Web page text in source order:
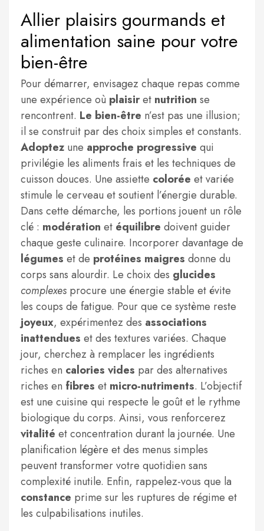
Allier plaisirs gourmands et
alimentation saine pour votre
bien-être
Pour démarrer, envisagez chaque repas comme
une expérience où plaisiret nutrition se
rencontrent. Le bien-être n’est pas une illusion;
il se construit par des choix simples et constants.
Adoptez une approche progressive qui
privilégie les aliments frais et les techniques de
cuisson douces. Une assiette colorée et variée
stimule le cerveau et soutient l’énergie durable.
Dans cette démarche, les portions jouent un rôle
clé : modération et équilibre doivent guider
chaque geste culinaire. Incorporer davantage de
légumes et de protéines maigres donne du
corps sans alourdir. Le choix des glucides
complexes procure une énergie stable et évite
les coups de fatigue. Pour que ce système reste
joyeux, expérimentez des associations
inattendues et des textures variées. Chaque
jour, cherchez à remplacer les ingrédients
riches en calories vides par des alternatives
riches en fibres et micro-nutriments. L’objectif
est une cuisine qui respecte le goût et le rythme
biologique du corps. Ainsi, vous renforcerez
vitalité et concentration durant la journée. Une
planification légère et des menus simples
peuvent transformer votre quotidien sans
complexité inutile. Enfin, rappelez-vous que la
constance prime sur les ruptures de régime et
les culpabilisations inutiles.